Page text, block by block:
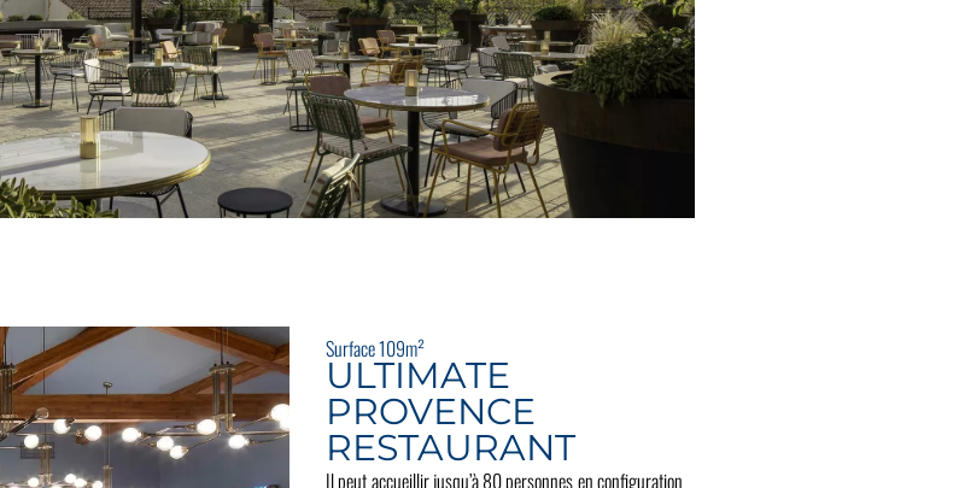
Surface 109m²
ULTIMATE
PROVENCE
RESTAURANT
Il peut accueillir jusqu’à 80 personnes en configuration